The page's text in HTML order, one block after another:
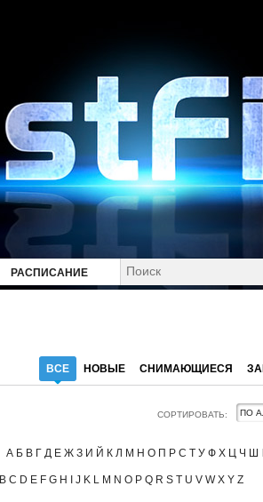
РАСПИСАНИЕ
ВСЕ НОВЫЕ СНИМАЮЩИЕСЯ
СОРТИРОВАТЬ:
А Б В Г Д Е Ж З И Й К Л М Н О П Р С Т У Ф Х Ц Ч Ш
B C D E F G H J K L M N O P Q R S T U V W X Y Z